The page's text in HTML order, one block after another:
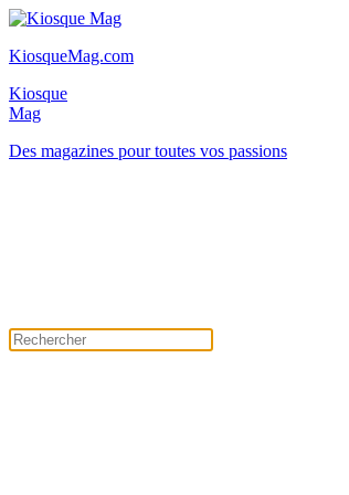
KiosqueMag.com
Kiosque
Mag
Des magazines pour toutes vos passions